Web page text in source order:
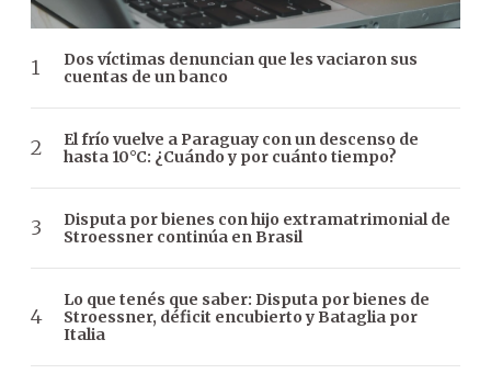
Dos víctimas denuncian que les vaciaron sus
cuentas de un banco
El frío vuelve a Paraguay con un descenso de
hasta 10°C: ¿Cuándo y por cuánto tiempo?
Disputa por bienes con hijo extramatrimonial de
Stroessner continúa en Brasil
Lo que tenés que saber: Disputa por bienes de
Stroessner, déficit encubierto y Bataglia por
Italia